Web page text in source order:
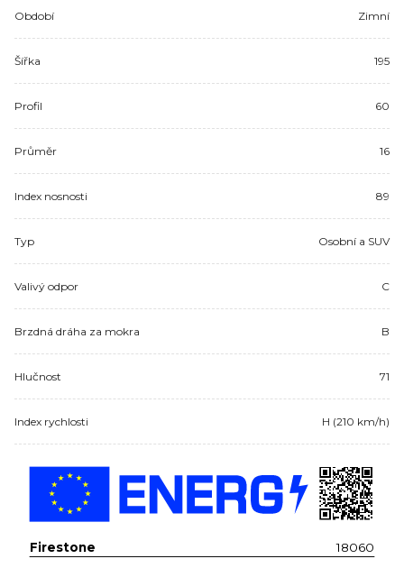
Období Zimní
Šířka 195
Profil 60
Průměr 16
Index nosnosti 89
Typ Osobní a SUV
Valivý odpor C
Brzdná dráha za mokra B
Hlučnost 71
Index rychlosti H (210 km/h)
Firestone 18060